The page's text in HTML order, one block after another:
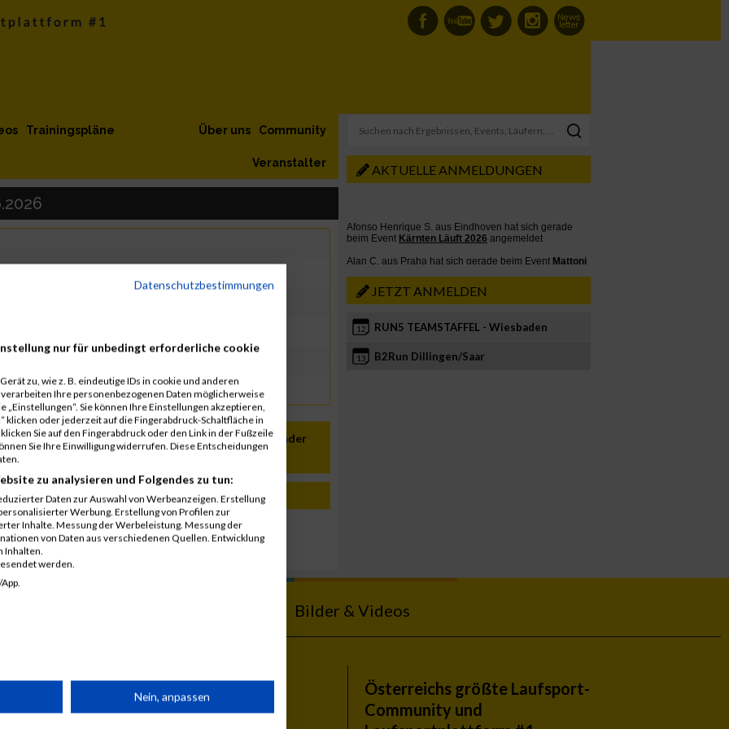
Trainingspläne Community
Über uns
Veranstalter
In meinen Kalender
übernehmen
Massachusetts
AKTUELLE ANMELDUNGEN
JETZT ANMELDEN
12 RUN5 TEAMSTAFFEL - Wiesbaden
13 B2Run Dillingen/Saar
Bilder & Videos
Themen
Österreichs größte Laufsport-
Community und
Datenschutzbestimmungen
nur für unbedingt erforderliche cookie
zu, wie z. B. eindeutige IDs in cookie und anderen
Ihre personenbezogenen Daten möglicherweise
Sie können Ihre Einstellungen akzeptieren,
klicken oder jederzeit auf die Fingerabdruck-Schaltfläche in
Sie auf den Fingerabdruck oder den Link in der Fußzeile
Sie Ihre Einwilligung widerrufen. Diese Entscheidungen
zu analysieren und Folgendes zu tun:
Daten zur Auswahl von Werbeanzeigen. Erstellung
Werbung. Erstellung von Profilen zur
Inhalte. Messung der Werbeleistung. Messung der
von Daten aus verschiedenen Quellen. Entwicklung
Inhalten.
werden.
Nein, anpassen